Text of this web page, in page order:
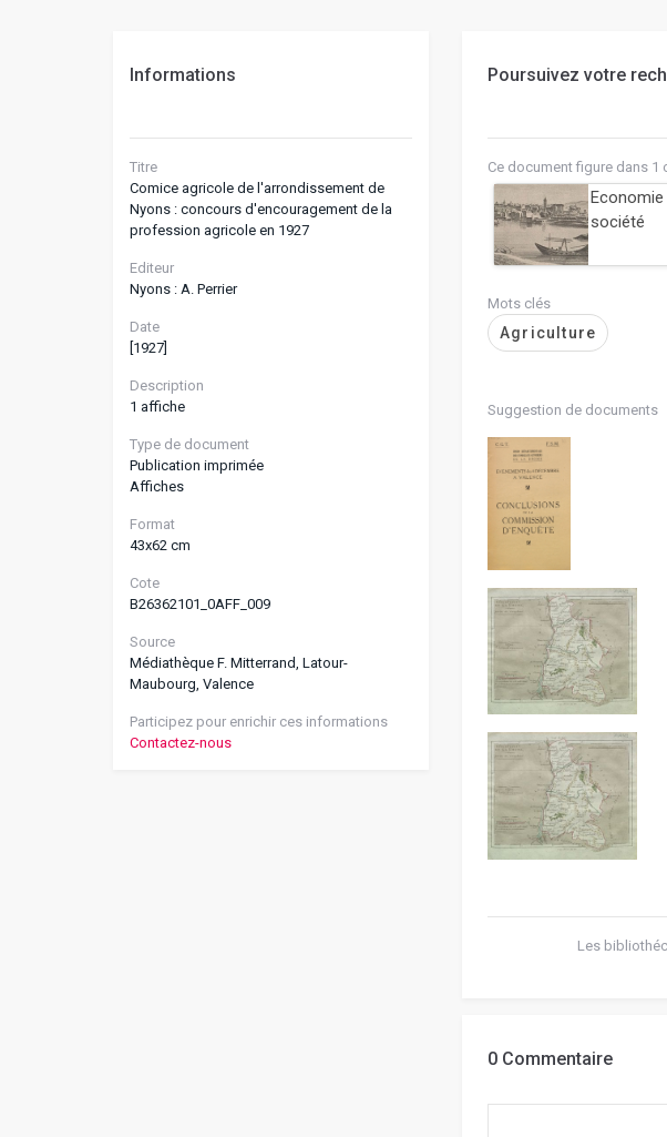
Informations
Titre
Comice agricole de l'arrondissement de
Nyons : concours d'encouragement de la
profession agricole en 1927
Editeur
Nyons : A. Perrier
Date
[1927]
Description
1 affiche
Type de document
Publication imprimée
Affiches
Format
43x62 cm
Cote
B26362101_0AFF_009
Source
Médiathèque F. Mitterrand, Latour-
Maubourg, Valence
Participez pour enrichir ces informations
Contactez-nous
Poursuivez votre
Ce document figure dans 1
société
Mots clés
Agriculture
Suggestion de documents
Les
0 Commentaire